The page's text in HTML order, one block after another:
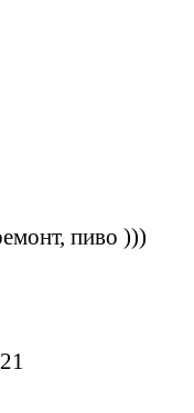
пиво )))